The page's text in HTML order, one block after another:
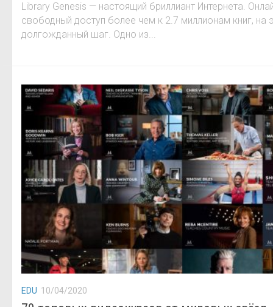
Library Genesis — настоящий бриллиант Интернета.
свободный доступ более чем к 2.7 миллионам книг, на
долгожданный шаг. Одно из...
EDU 10/04/2020